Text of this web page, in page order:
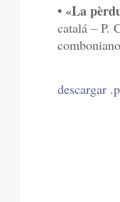
• «La
catalá – P.
descargar